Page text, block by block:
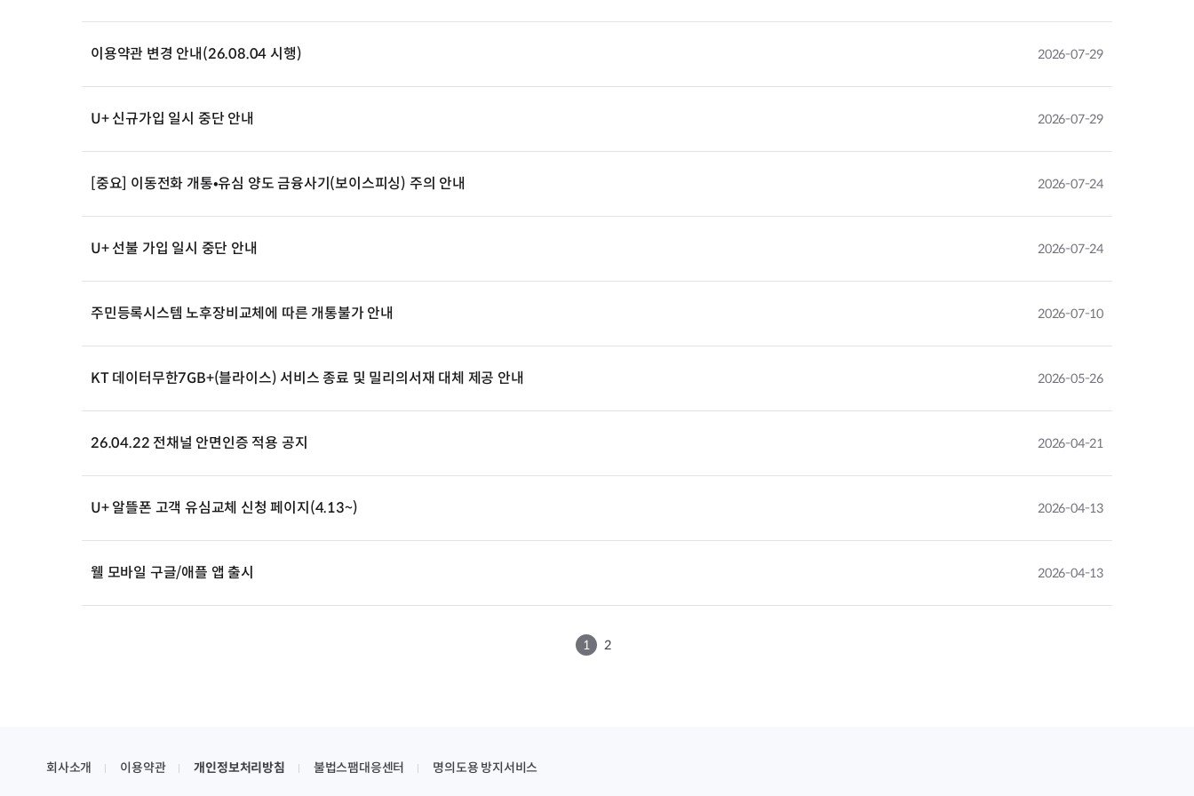
이용약관 변경 안내(26.08.04 시행) 2026-07-29
U+ 신규가입 일시 중단 안내 2026-07-29
[중요] 이동전화 개통•유심 양도 금융사기(보이스피싱) 주의 안내 2026-07-24
U+ 선불 가입 일시 중단 안내 2026-07-24
주민등록시스템 노후장비교체에 따른 개통불가 안내 2026-07-10
KT 데이터무한7GB+(블라이스) 서비스 종료 및 밀리의서재 대체 제공 안내 2026-05-26
26.04.22 전채널 안면인증 적용 공지 2026-04-21
U+ 알뜰폰 고객 유심교체 신청 페이지(4.13~) 2026-04-13
웰 모바일 구글/애플 앱 출시 2026-04-13
1 2
회사소개 이용약관 개인정보처리방침 불법스팸대응센터 명의도용 방지서비스